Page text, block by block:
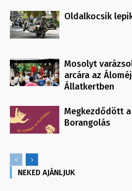
Oldalkocsik
Mosolyt
arcára az
Állatkertben
Megkezdődött
Borangolás
NEKED AJÁNLJUK